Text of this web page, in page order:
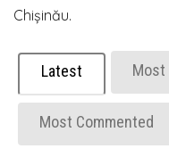
Chișinău.
Latest Most
Most Commented